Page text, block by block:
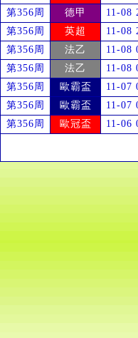
第356周
德甲 11-08
第356周
英超 11-08
第356周
法乙 11-08
第356周
法乙 11-08
第356周
歐霸盃 11-07
第356周
歐霸盃 11-07
第356周
歐冠盃 11-06